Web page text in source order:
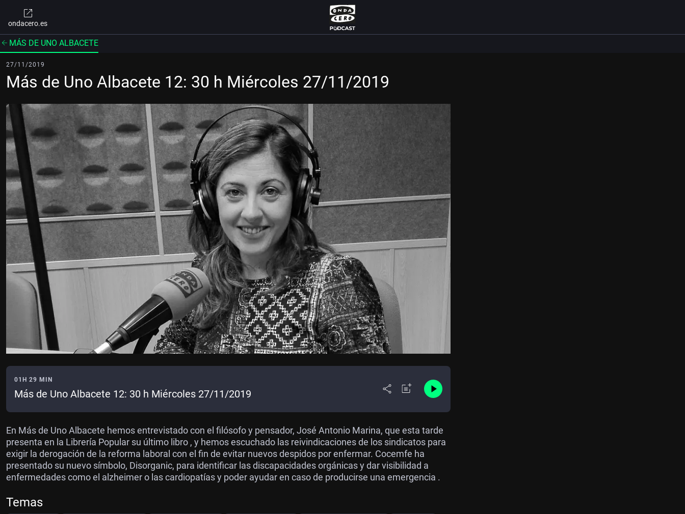
ondacero.es
MÁS DE UNO ALBACETE
27/11/2019
Más de Uno Albacete 12: 30 h Miércoles 27/11/2019
01H 29 MIN
Más de Uno Albacete 12: 30 h Miércoles 27/11/2019
En Más de Uno Albacete hemos entrevistado con el filósofo y pensador, José Antonio Marina, que esta tarde
presenta en la Librería Popular su último libro , y hemos escuchado las reivindicaciones de los sindicatos para
exigir la derogación de la reforma laboral con el fin de evitar nuevos despidos por enfermar. Cocemfe ha
presentado su nuevo símbolo, Disorganic, para identificar las discapacidades orgánicas y dar visibilidad a
enfermedades como el alzheimer o las cardiopatías y poder ayudar en caso de producirse una emergencia .
Temas